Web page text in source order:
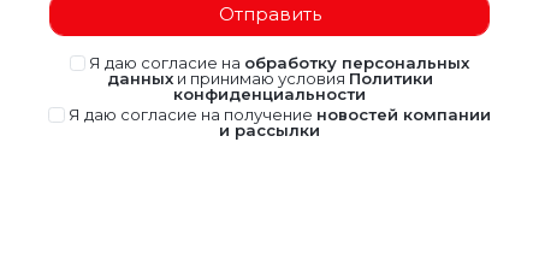
Отправить
Я даю согласие на обработку персональных
данныхи принимаю условия Политики
конфиденциальности
Я даю согласие на получение новостей компании
и рассылки